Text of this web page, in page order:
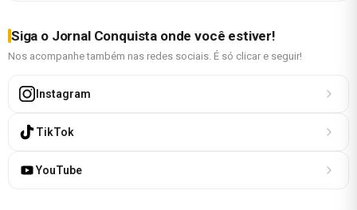
Siga o Jornal Conquista onde você estiver!
Nos acompanhe também nas redes sociais. É só clicar e seguir!
Instagram
TikTok
YouTube